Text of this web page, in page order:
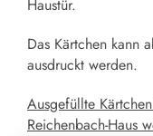
Haustür.
Das Kärtchen kann
ausdruckt werden.
Ausgefüllte
Reichenbach-Haus